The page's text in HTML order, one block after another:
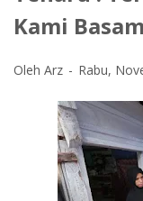
Kami
Oleh Arz Rabu,